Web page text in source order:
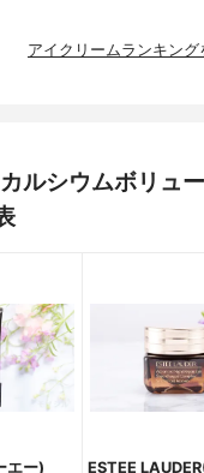
アイクリームランキング
ルシウムボリュ
エー)
ESTEE